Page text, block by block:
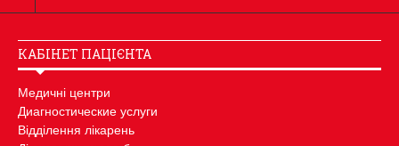
КАБІНЕТ ПАЦІЄНТА
Медичні центри
Диагностические услуги
Відділення лікарень